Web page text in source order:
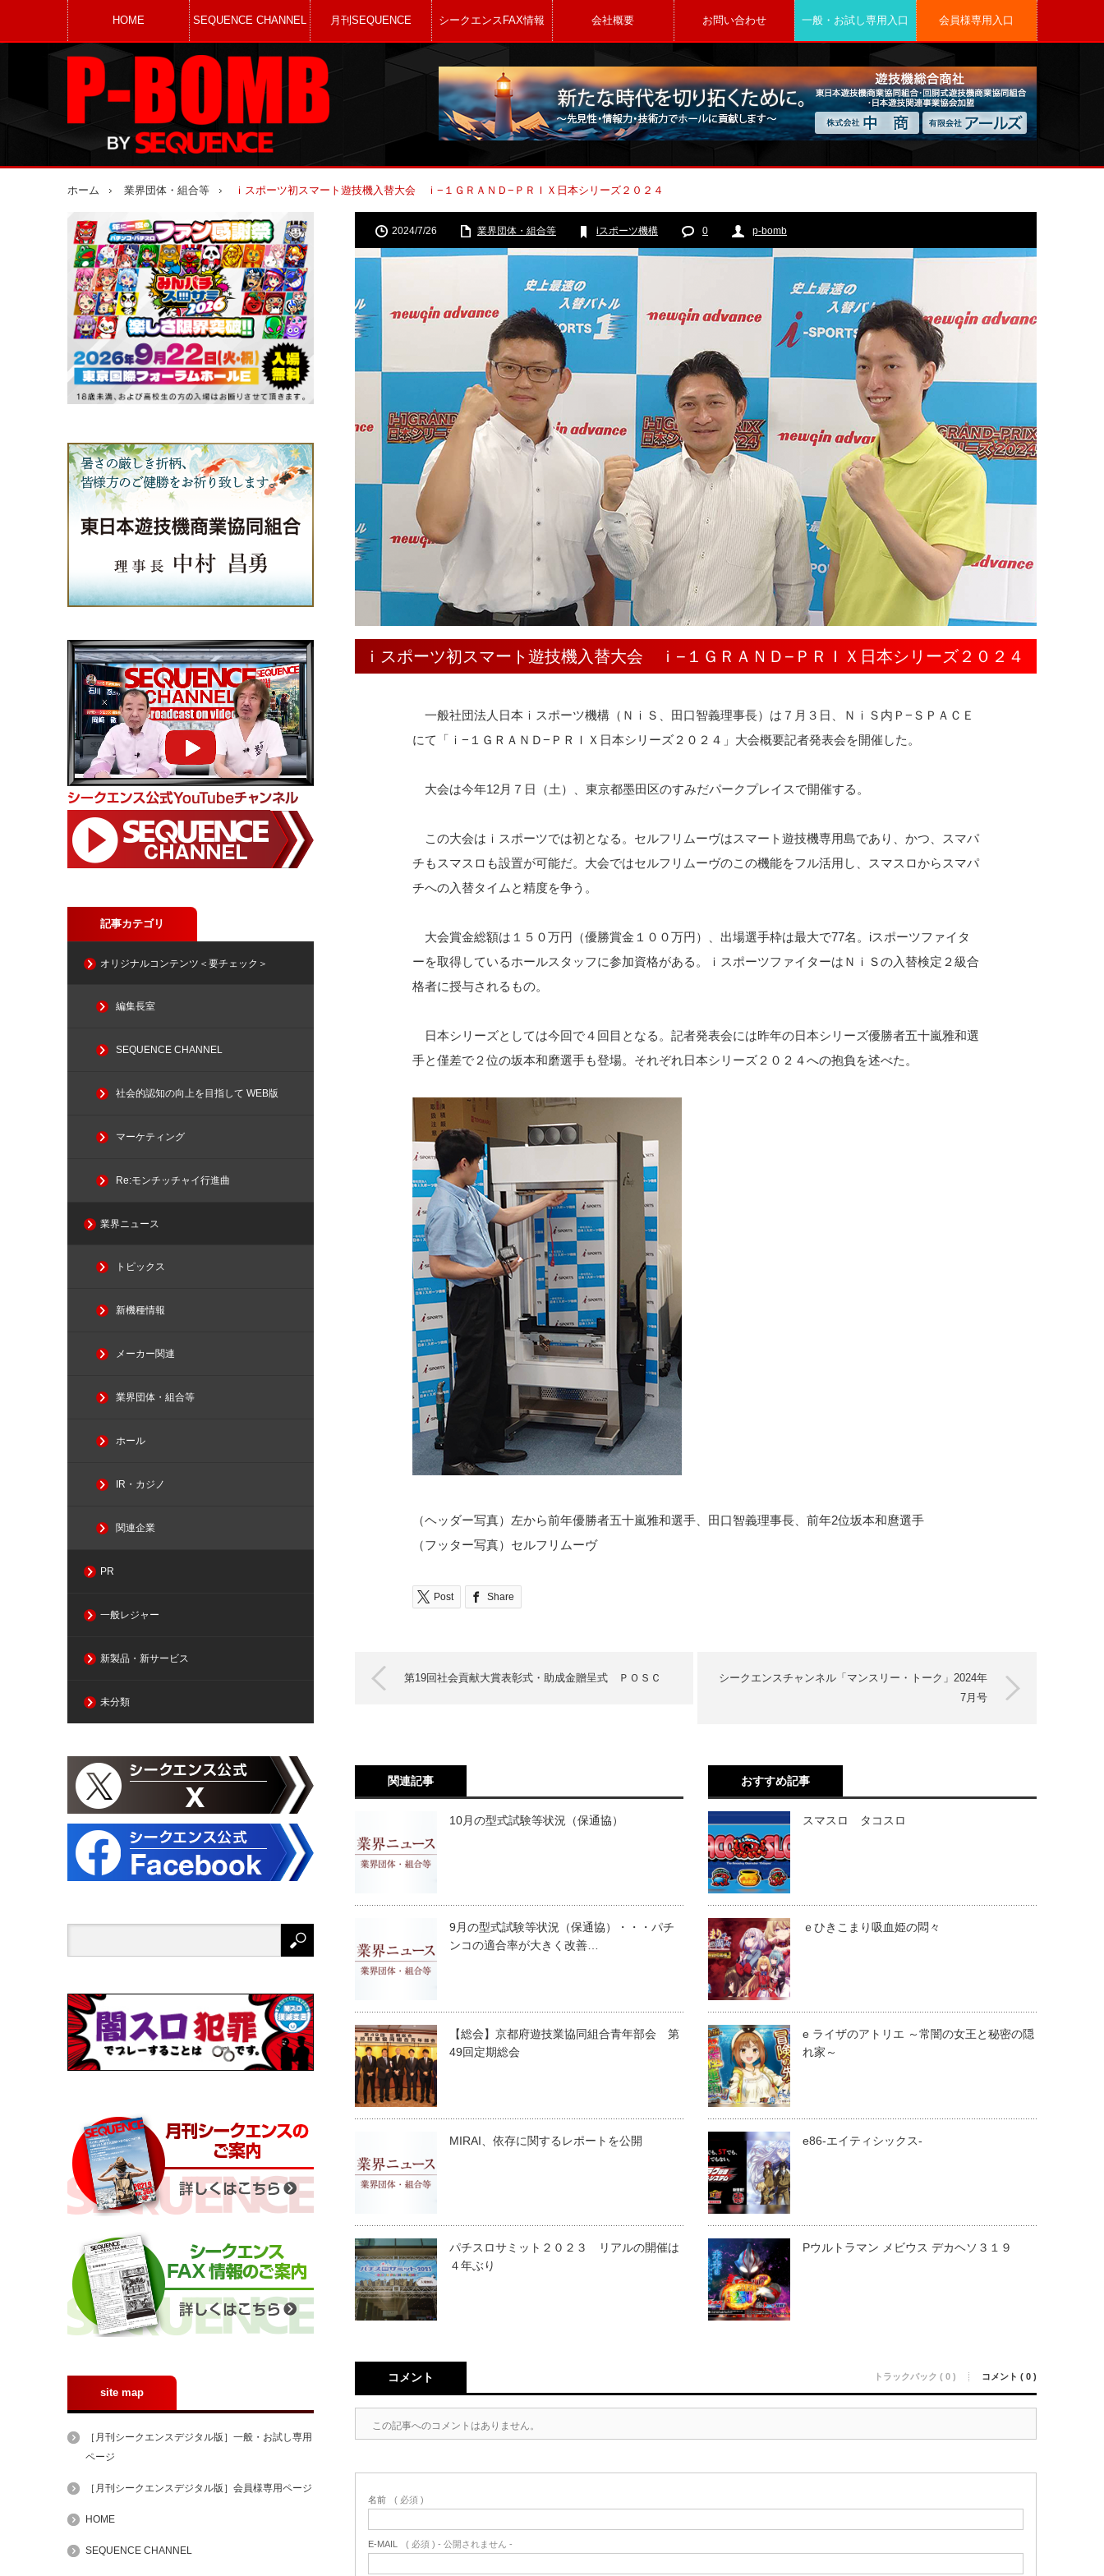
HOME SEQUENCE CHANNEL 月刊SEQUENCE シークエンスFAX情報 会社概要 お問い合わせ 一般・お試し専用入口 会員様専用入口
ホーム 業界団体・組合等 ｉスポーツ初スマート遊技機入替大会 ｉ−１ＧＲＡＮＤ−ＰＲＩＸ日本シリーズ２０２４
2024/7/26 業界団体・組合等 iスポーツ機構 0 p-bomb
ｉスポーツ初スマート遊技機入替大会 ｉ−１ＧＲＡＮＤ−ＰＲＩＸ日本シリーズ２０２４
一般社団法人日本ｉスポーツ機構（ＮｉＳ、田口智義理事長）は７月３日、ＮｉＳ内Ｐ−ＳＰＡＣＥ
にて「ｉ−１ＧＲＡＮＤ−ＰＲＩＸ日本シリーズ２０２４」大会概要記者発表会を開催した。
大会は今年12月７日（土）、東京都墨田区のすみだパークプレイスで開催する。
この大会はｉスポーツでは初となる。セルフリムーヴはスマート遊技機専用島であり、かつ、スマパ
チもスマスロも設置が可能だ。大会ではセルフリムーヴのこの機能をフル活用し、スマスロからスマパ
チへの入替タイムと精度を争う。
大会賞金総額は１５０万円（優勝賞金１００万円）、出場選手枠は最大で77名。iスポーツファイタ
ーを取得しているホールスタッフに参加資格がある。ｉスポーツファイターはＮｉＳの入替検定２級合
格者に授与されるもの。
日本シリーズとしては今回で４回目となる。記者発表会には昨年の日本シリーズ優勝者五十嵐雅和選
手と僅差で２位の坂本和磨選手も登場。それぞれ日本シリーズ２０２４への抱負を述べた。
（ヘッダー写真）左から前年優勝者五十嵐雅和選手、田口智義理事長、前年2位坂本和麿選手
（フッター写真）セルフリムーヴ
Post Share
第19回社会貢献大賞表彰式・助成金贈呈式 ＰＯＳＣ
シークエンスチャンネル「マンスリー・トーク」2024年
7月号
関連記事
10月の型式試験等状況（保通協）
9月の型式試験等状況（保通協）・・・パチ
ンコの適合率が大きく改善…
【総会】京都府遊技業協同組合青年部会 第
49回定期総会
MIRAI、依存に関するレポートを公開
パチスロサミット２０２３ リアルの開催は
４年ぶり
おすすめ記事
スマスロ タコスロ
ｅひきこまり吸血姫の悶々
e ライザのアトリエ ～常闇の女王と秘密の隠
れ家～
e86-エイティシックス-
Pウルトラマン メビウス デカヘソ３１９
コメント トラックバック ( 0 ) コメント ( 0 )
この記事へのコメントはありません。
名前 ( 必須 )
E-MAIL ( 必須 ) - 公開されません -
記事カテゴリ
オリジナルコンテンツ＜要チェック＞
編集長室
SEQUENCE CHANNEL
社会的認知の向上を目指して WEB版
マーケティング
Re:モンチッチャイ行進曲
業界ニュース
トピックス
新機種情報
メーカー関連
業界団体・組合等
ホール
IR・カジノ
関連企業
PR
一般レジャー
新製品・新サービス
未分類
site map
［月刊シークエンスデジタル版］一般・お試し専用
ページ
［月刊シークエンスデジタル版］会員様専用ページ
HOME
SEQUENCE CHANNEL